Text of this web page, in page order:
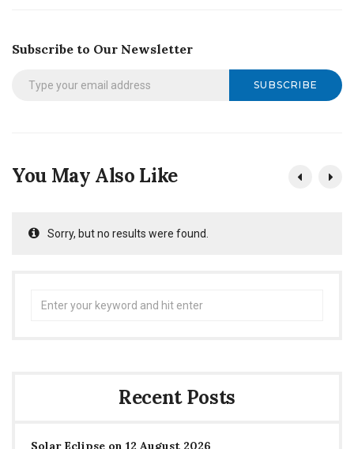
Subscribe to Our Newsletter
SUBSCRIBE
You May Also Like
Sorry, but no results were found.
Recent Posts
Solar Eclipse on 12 August 2026